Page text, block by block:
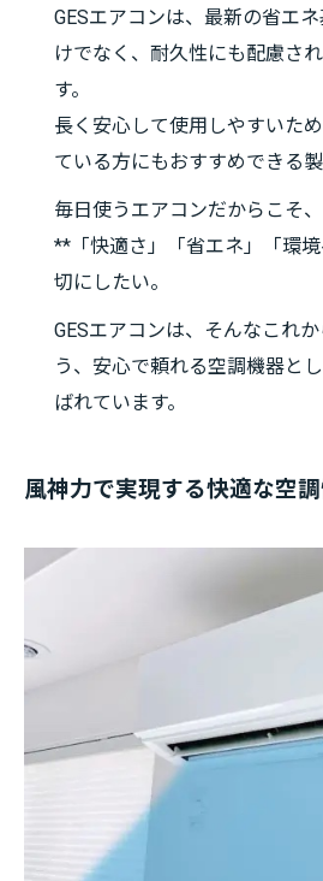
GESエアコンは、最新の省エ
けでなく、耐久性にも配慮さ
す。
長く安心して使用しやすいた
ている方にもおすすめできる製
毎日使うエアコンだからこそ、
**「快適さ」「省エネ」「環
切にしたい。
GESエアコンは、そんなこれ
う、安心で頼れる空調機器と
ばれています。
風神力で実現する快適な空